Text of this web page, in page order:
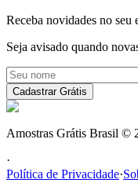
Receba novidades no seu
Seja avisado quando
Cadastrar Grátis
Amostras Grátis Brasil ©
·
Política de Privacidade·